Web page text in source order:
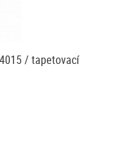
/ tapetovací